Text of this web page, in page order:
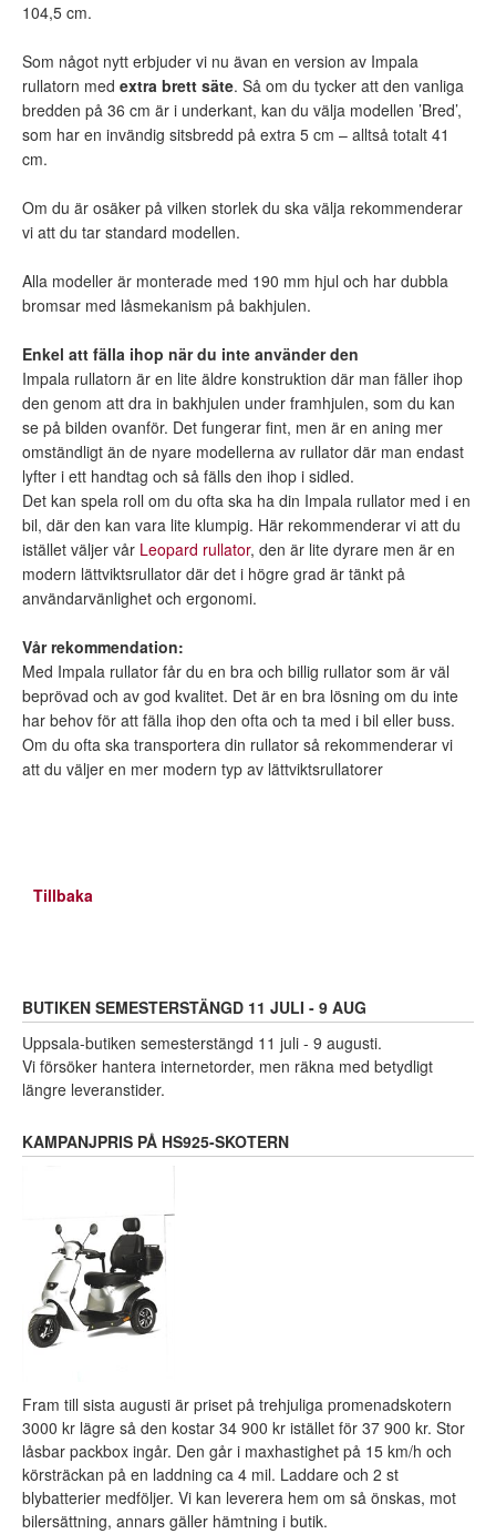
104,5 cm.
Som något nytt erbjuder vi nu ävan en version av Impala
rullatorn med extra brett säte. Så om du tycker att den vanliga
bredden på 36 cm är i underkant, kan du välja modellen ’Bred’,
som har en invändig sitsbredd på extra 5 cm – alltså totalt 41
cm.
Om du är osäker på vilken storlek du ska välja rekommenderar
vi att du tar standard modellen.
Alla modeller är monterade med 190 mm hjul och har dubbla
bromsar med låsmekanism på bakhjulen.
Enkel att fälla ihop när du inte använder den
Impala rullatorn är en lite äldre konstruktion där man fäller ihop
den genom att dra in bakhjulen under framhjulen, som du kan
se på bilden ovanför. Det fungerar fint, men är en aning mer
omständligt än de nyare modellerna av rullator där man endast
lyfter i ett handtag och så fälls den ihop i sidled.
Det kan spela roll om du ofta ska ha din Impala rullator med i en
bil, där den kan vara lite klumpig. Här rekommenderar vi att du
istället väljer vår Leopard rullator, den är lite dyrare men är en
modern lättviktsrullator där det i högre grad är tänkt på
användarvänlighet och ergonomi.
Vår rekommendation:
Med Impala rullator får du en bra och billig rullator som är väl
beprövad och av god kvalitet. Det är en bra lösning om du inte
har behov för att fälla ihop den ofta och ta med i bil eller buss.
Om du ofta ska transportera din rullator så rekommenderar vi
att du väljer en mer modern typ av lättviktsrullatorer
Tillbaka
BUTIKEN SEMESTERSTÄNGD 11 JULI - 9 AUG
Uppsala-butiken semesterstängd 11 juli - 9 augusti.
Vi försöker hantera internetorder, men räkna med betydligt
längre leveranstider.
KAMPANJPRIS PÅ HS925-SKOTERN
Fram till sista augusti är priset på trehjuliga promenadskotern
3000 kr lägre så den kostar 34 900 kr istället för 37 900 kr. Stor
låsbar packbox ingår. Den går i maxhastighet på 15 km/h och
körsträckan på en laddning ca 4 mil. Laddare och 2 st
blybatterier medföljer. Vi kan leverera hem om så önskas, mot
bilersättning, annars gäller hämtning i butik.